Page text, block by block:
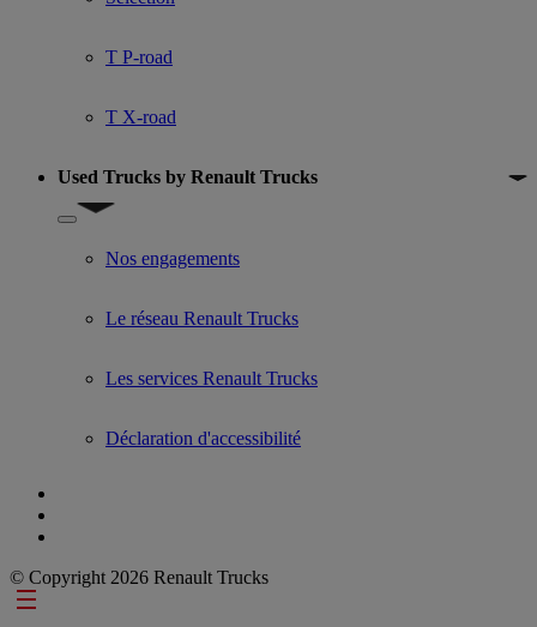
T P-road
T X-road
Used Trucks by Renault Trucks
Show submenu for Used Trucks by Renault Trucks
Nos engagements
Le réseau Renault Trucks
Les services Renault Trucks
Déclaration d'accessibilité
© Copyright 2026 Renault Trucks
Footer links